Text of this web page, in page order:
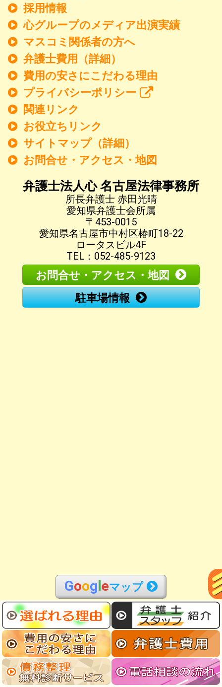
採用情報
心グループのメディア出演実績
マスコミ関係者の方へ
弁護士費用（詳細）
費用の安さにこだわる理由
プライバシーポリシー
関連リンク
お役立ちリンク
サイトマップ（詳細）
お問合せ・アクセス・地図
弁護士法人心 名古屋法律事務所
所長弁護士 赤田光晴
愛知県弁護士会所属
〒453-0015
愛知県名古屋市中村区椿町18-22
ロータスビル4F
TEL：052-485-9123
お問合せ・アクセス・地図
駐車場情報
Goog eマップ
弁護士による債務整理＠名古屋